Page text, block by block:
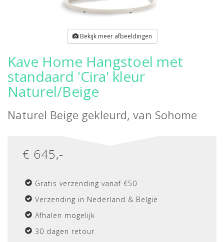
Bekijk meer afbeeldingen
Kave Home Hangstoel met
standaard 'Cira' kleur
Naturel/Beige
Naturel Beige gekleurd, van Sohome
€ 645,-
Gratis verzending vanaf €50
Verzending in Nederland & België
Afhalen mogelijk
30 dagen retour